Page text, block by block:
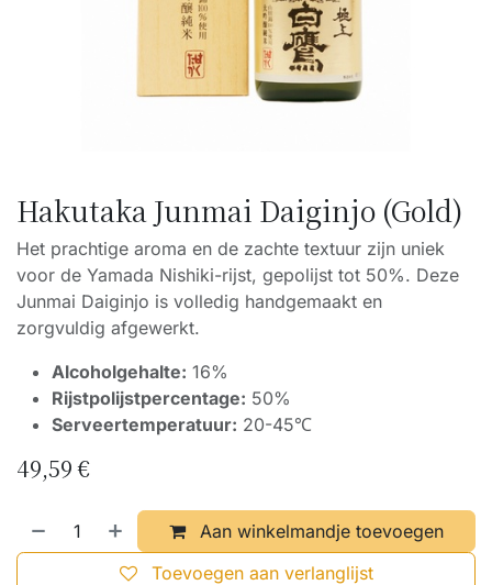
Hakutaka Junmai Daiginjo (Gold)
Het prachtige aroma en de zachte textuur zijn uniek
voor de Yamada Nishiki-rijst, gepolijst tot 50%. Deze
Junmai Daiginjo is volledig handgemaakt en
zorgvuldig afgewerkt.
Alcoholgehalte: 16%
Rijstpolijstpercentage: 50%
Serveertemperatuur: 20-45℃
49,59€
Aan winkelmandje toevoegen
Toevoegen aan verlanglijst